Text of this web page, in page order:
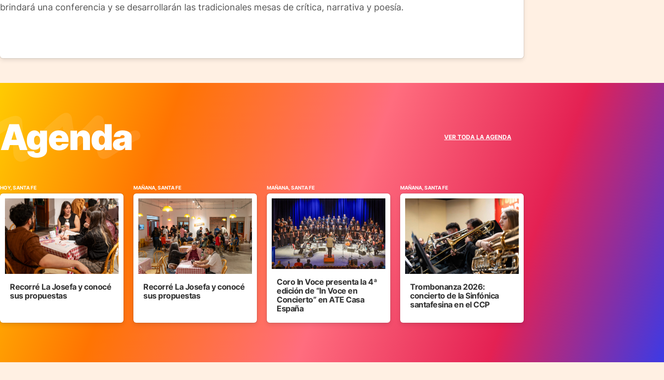
brindará una conferencia y se desarrollarán las tradicionales mesas de crítica, narrativa y poesía.
Agenda VER TODA LA AGENDA
HOY, SANTA FE
Recorré La Josefa y conocé
sus propuestas
MAÑANA, SANTA FE
Recorré La Josefa y conocé
sus propuestas
MAÑANA, SANTA FE
Coro In Voce presenta la 4ª
edición de “In Voce en
Concierto” en ATE Casa
España
MAÑANA, SANTA FE
Trombonanza 2026:
concierto de la Sinfónica
santafesina en el CCP